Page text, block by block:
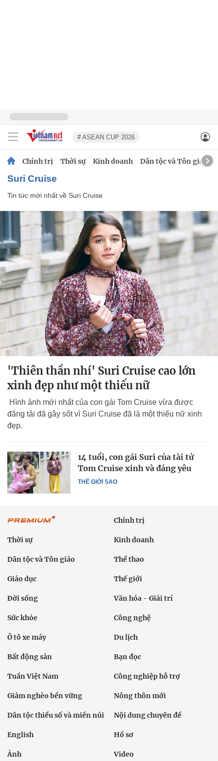
# ASEAN CUP 2026
Chính trị Thời sự Kinh doanh Dân tộc và Tôn giáo
Suri Cruise
Tin tức mới nhất về Suri Cruise
'Thiên thần nhí' Suri Cruise cao lớn
xinh đẹp như một thiếu nữ
Hình ảnh mới nhất của con gái Tom Cruise vừa được
đăng tải đã gây sốt vì Suri Cruise đã là một thiếu nữ xinh
đẹp.
THẾ GIỚI SAO
14 tuổi, con gái Suri của tài tử
Tom Cruise xinh và đáng yêu
Chính trị
Thời sự Kinh doanh
Dân tộc và Tôn giáo Thể thao
Giáo dục Thế giới
Đời sống Văn hóa - Giải trí
Sức khỏe Công nghệ
Ô tô xe máy Du lịch
Bất động sản Bạn đọc
Tuần Việt Nam Công nghiệp hỗ trợ
Giảm nghèo bền vững Nông thôn mới
Dân tộc thiểu số và miền núi Nội dung chuyên đề
English Hồ sơ
Ảnh Video